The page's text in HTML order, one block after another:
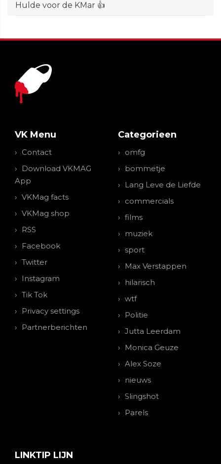
Hulde voor de KMar 👍
VK Menu
Contact
Download VKMAG
App
VKMag facts
VKMag shop
RSS
Facebook
Twitter
Instagram
Tik Tok
Privacy settings
Partnerberichten
Categorieen
omfg
bommetje
Lang Leve de Liefde
commercials
films
muziek
sport
Max Verstappen
hilarisch
wtf
Politie
Jutta Leerdam
Monica Geuze
Alex Soze
nieuws
Slingshot
Parels
LINKTIP LIJN